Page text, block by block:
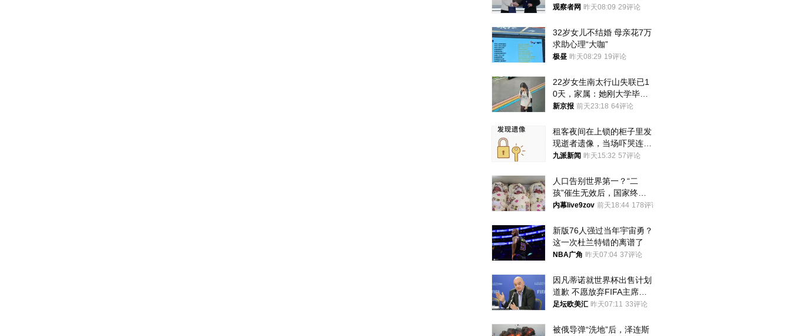
供援助
观察者网 昨天08:09 29评论
32岁女儿不结婚 母亲花7万
求助心理“大咖”
极昼 昨天08:29 19评论
22岁女生南太行山失联已1
0天，家属：她刚大学毕业
想到山里旅行
新京报 前天23:18 64评论
租客夜间在上锁的柜子里发
现逝者遗像，当场吓哭连夜
搬离，房东退还押金
九派新闻 昨天15:32 57评论
人口告别世界第一？“二
孩”催生无效后，国家终于
向住房出手了！
内幕live9zov 前天18:44 178评论
新版76人强过当年宇宙勇？
这一次杜兰特错的离谱了
NBA广角 昨天07:04 37评论
因凡蒂诺就世界杯出售计划
道歉 不愿放弃FIFA主席职
位
足坛欧美汇 昨天07:11 33评论
被俄导弹“洗地”后，泽连斯